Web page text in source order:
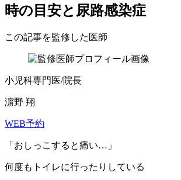
時の目安と尿路感染症
この記事を監修した医師
小児科専門医/院長
濵野 翔
WEB予約
「おしっこすると痛い…」
何度もトイレに行ったりしている